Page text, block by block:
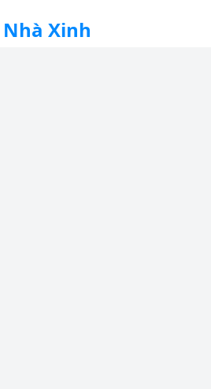
Nhà Xinh